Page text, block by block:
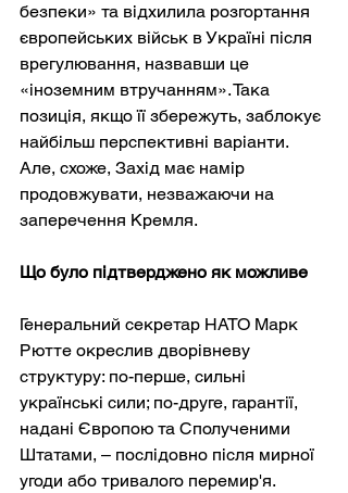
безпеки» та відхилила розгортання
європейських військ в Україні після
врегулювання, назвавши це
«іноземним втручанням». Така
позиція, якщо її збережуть, заблокує
найбільш перспективні варіанти.
Але, схоже, Захід має намір
продовжувати, незважаючи на
заперечення Кремля.
Що було підтверджено як можливе
Генеральний секретар НАТО Марк
Рютте окреслив дворівневу
структуру: по-перше, сильні
українські сили; по-друге, гарантії,
надані Європою та Сполученими
Штатами, – послідовно після мирної
угоди або тривалого перемир'я.